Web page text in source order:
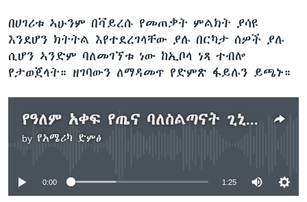
በሀገሪቱ ኣሁንም በቫይረሱ የመጠቃት ምልክት ያሳዩ
እንደሆን ክትትል እየተደረገላቸው ያሉ በርካታ ሰዎች ያሉ
ሲሆን ኣንድም ባለመገኘቱ ነው ከኢቦላ ነጻ ተብሎ
የታወጀላት። ዘገባውን ለማዳመጥ የድምጽ ፋይሉን ይጫኑ።
የዓለም አቀፍ የጤና ባለስልጣናት ጊኒ ከኢቦላ ነጻ መሆኗን አወጁ
by የአሜሪካ ድምፅ
No media source currently available
0:00 1:25